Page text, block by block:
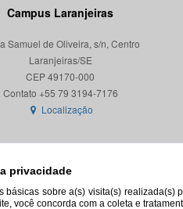
privacidade
básicas sobre a(s) visita(s)
você concorda com a coleta e
Campus Laranjeiras
Samuel de Oliveira, s/n, Centro
Laranjeiras/SE
CEP 49170-000
Localização